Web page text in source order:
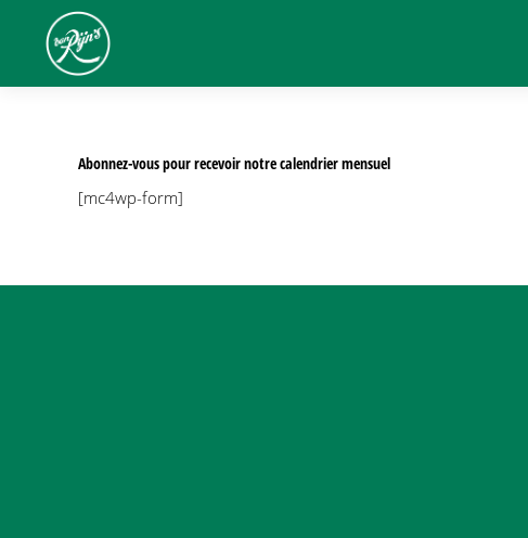
Abonnez-vous pour recevoir notre calendrier mensuel
[mc4wp-form]